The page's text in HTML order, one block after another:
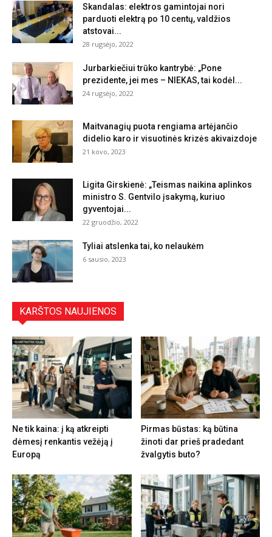
Skandalas: elektros gamintojai nori
parduoti elektrą po 10 centų, valdžios
atstovai...
28 rugsėjo, 2022
Jurbarkiečiui trūko kantrybė: „Pone
prezidente, jei mes – NIEKAS, tai kodėl...
24 rugsėjo, 2022
Maitvanagių puota rengiama artėjančio
didelio karo ir visuotinės krizės akivaizdoje
21 kovo, 2023
Ligita Girskienė: „Teismas naikina aplinkos
ministro S. Gentvilo įsakymą, kuriuo
gyventojai...
22 gruodžio, 2022
Tyliai atslenka tai, ko nelaukėm
6 sausio, 2023
KARŠTOS NAUJIENOS
Ne tik kaina: į ką atkreipti
dėmesį renkantis vežėją į
Europą
Pirmas būstas: ką būtina
žinoti dar prieš pradedant
žvalgytis buto?